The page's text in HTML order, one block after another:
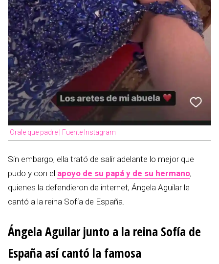
Orale que padre | Fuente Instagram
Sin embargo, ella trató de salir adelante lo mejor que
pudo y con el apoyo de su papá y de su hermano,
quienes la defendieron de internet, Ángela Aguilar le
cantó a la reina Sofía de España.
Ángela Aguilar junto a la reina Sofía de
España así cantó la famosa